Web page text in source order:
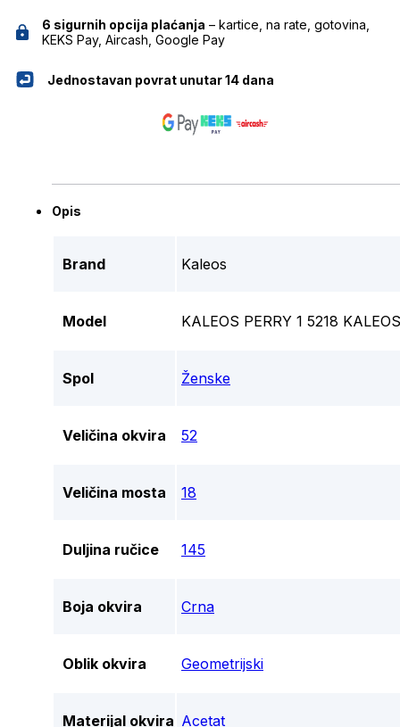
6 sigurnih opcija plaćanja – kartice, na rate, gotovina,
KEKS Pay, Aircash, Google Pay
Jednostavan povrat unutar 14 dana
Opis
Brand Kaleos
Model KALEOS PERRY 1 5218
Spol Ženske
Veličina okvira 52
Veličina mosta 18
Duljina ručice 145
Boja okvira Crna
Oblik okvira Geometrijski
Materijal okvira Acetat